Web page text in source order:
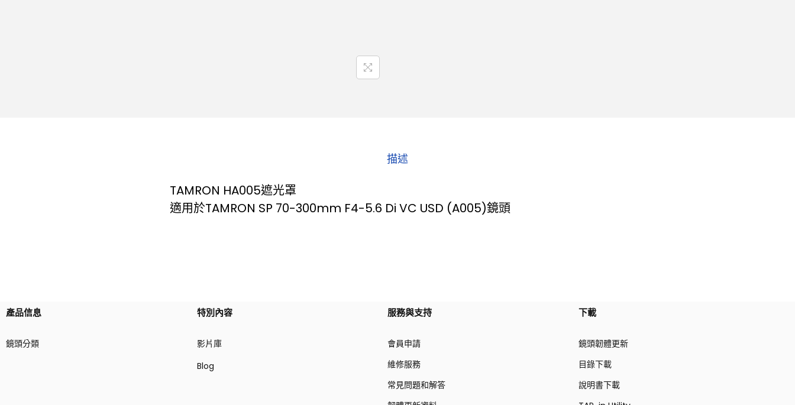
描述
TAMRON HA005遮光罩
適用於TAMRON SP 70-300mm F4-5.6 Di VC USD (A005)鏡頭
產品信息
鏡頭分類
特別內容
影片庫
Blog
服務與支持
會員申請
維修服務
常見問題和解答
下載
鏡頭韌體更新
目錄下載
說明書下載